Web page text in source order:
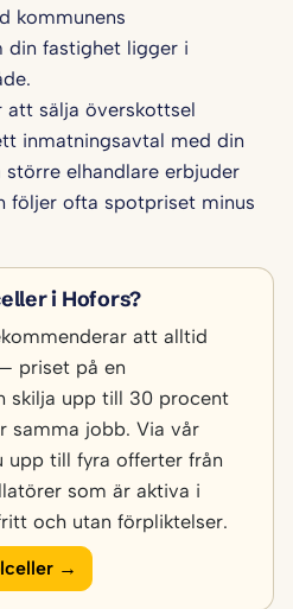
kommunens
din fastighet ligger i
att sälja överskottsel
inmatningsavtal med din
större elhandlare erbjuder
följer ofta spotpriset minus
i Hofors?
att alltid
priset på en
skilja upp till 30 procent
samma jobb. Via vår
upp till fyra offerter från
som är aktiva i
och utan förpliktelser.
→